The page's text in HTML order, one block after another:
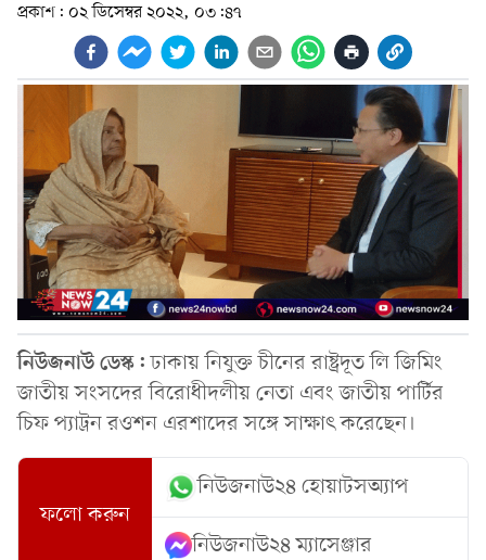
প্রকাশ: ০২ ডিসেম্বর ২০২২, ০৩:৪৭
নিউজনাউ ডেস্ক:ঢাকায় নিযুক্ত চীনের রাষ্ট্রদূত লি জিমিং
জাতীয় সংসদের বিরোধীদলীয় নেতা এবং জাতীয় পার্টির
চিফ প্যাট্রন রওশন এরশাদের সঙ্গে সাক্ষাৎ করেছেন।
ফলো করুন
নিউজনাউ২৪ হোয়াটসঅ্যাপ
নিউজনাউ২৪ ম্যাসেঞ্জার